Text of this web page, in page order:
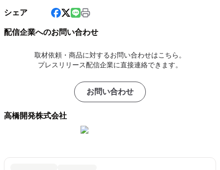
シェア
配信企業へのお問い合わせ
取材依頼・商品に対するお問い合わせはこちら。
プレスリリース配信企業に直接連絡できます。
お問い合わせ
高橋開発株式会社